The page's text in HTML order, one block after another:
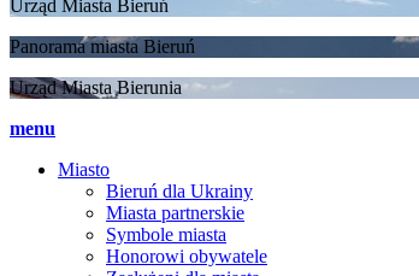
Urząd Miasta Bieruń
Panorama miasta Bieruń
Urząd Miasta Bierunia
menu
Miasto
Bieruń dla Ukrainy
Miasta partnerskie
Symbole miasta
Honorowi obywatele